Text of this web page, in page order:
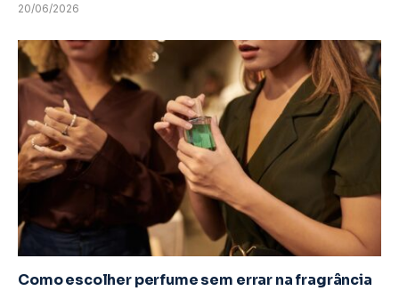
20/06/2026
Como escolher perfume sem errar na fragrância